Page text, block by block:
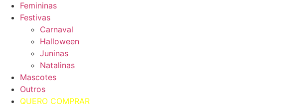
Femininas
Festivas
Carnaval
Halloween
Juninas
Natalinas
Mascotes
Outros
QUERO COMPRAR